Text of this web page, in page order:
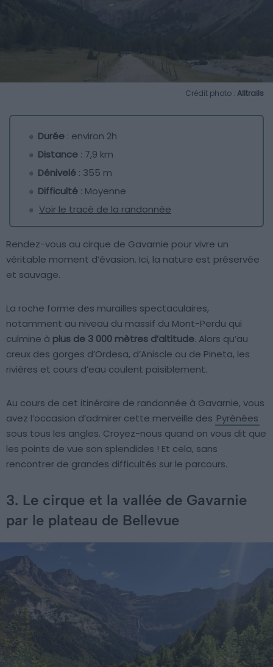
Crédit photo : Alltrails
Durée : environ 2h
Distance : 7,9 km
Dénivelé : 355 m
Difficulté : Moyenne
Voir le tracé de la randonnée
Rendez-vous au cirque de Gavarnie pour vivre un
véritable moment d’évasion. Ici, la nature est préservée
et sauvage.
La roche forme des murailles spectaculaires,
notamment au niveau du massif du Mont-Perdu qui
culmine à plus de 3 000 mètres d’altitude. Alors qu’au
creux des gorges d’Ordesa, d’Aniscle ou de Pineta, les
rivières et cours d’eau coulent paisiblement.
Au cours de cet itinéraire de randonnée à Gavarnie, vous
avez l’occasion d’admirer cette merveille des Pyrénées
sous tous les angles. Croyez-nous quand on vous dit que
les points de vue son splendides ! Et cela, sans
rencontrer de grandes difficultés sur le parcours.
3. Le cirque et la vallée de Gavarnie
par le plateau de Bellevue